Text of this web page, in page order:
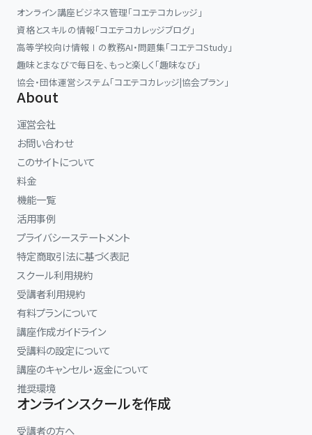
オンライン講座ビジネス管理「コエテコカレッジ」
資格とスキルの情報「コエテコカレッジブログ」
高等学校向け情報Ⅰの教務AI・問題集「コエテコStudy」
趣味とまなびで毎日を、もっと楽しく「趣味なび」
協会・団体運営システム「コエテコカレッジ|協会プラン」
About
運営会社
お問い合わせ
このサイトについて
料金
機能一覧
活用事例
プライバシーステートメント
特定商取引法に基づく表記
スクール利用規約
受講者利用規約
有料プランについて
講座作成ガイドライン
受講料の設定について
講座のキャンセル・返金について
推奨環境
オンラインスクールを作成
受講者の方へ